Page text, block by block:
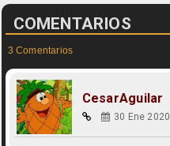
COMENTARIOS
3 Comentarios
CesarAguilar
30 Ene 2020